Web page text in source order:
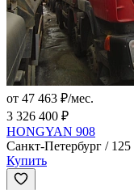
от 47 463 ₽/мес.
3 326 400 ₽
HONGYAN 908
Санкт-Петербург / 125
Купить